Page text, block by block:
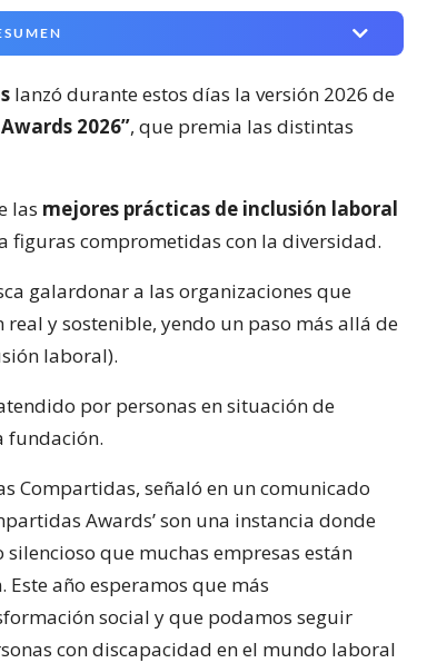
lanzó durante estos días la versión 2026 de
2026”, que premia las distintas
las mejores prácticas de inclusión laboral
figuras comprometidas con la diversidad.
galardonar a las organizaciones que
y sostenible, yendo un paso más allá de
laboral).
por personas en situación de
fundación.
Compartidas, señaló en un comunicado
Awards’ son una instancia donde
que muchas empresas están
año esperamos que más
social y que podamos seguir
con discapacidad en el mundo laboral